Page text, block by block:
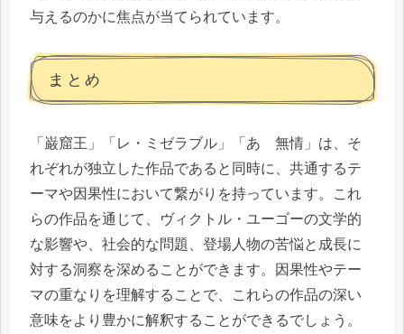
与えるのかに焦点が当てられています。
まとめ
「巌窟王」「レ・ミゼラブル」「あゝ無情」は、そ
れぞれが独立した作品であると同時に、共通するテ
ーマや因果性において繋がりを持っています。これ
らの作品を通じて、ヴィクトル・ユーゴーの文学的
な影響や、社会的な問題、登場人物の苦悩と成長に
対する洞察を深めることができます。因果性やテー
マの重なりを理解することで、これらの作品の深い
意味をより豊かに解釈することができるでしょう。